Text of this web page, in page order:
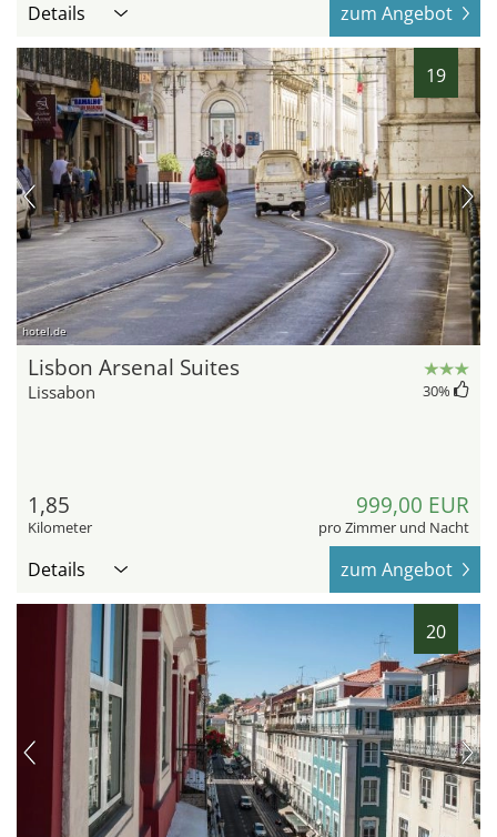
Details zum Angebot
19
hotel.de
Lisbon Arsenal Suites
Lissabon 30%
1,85
Kilometer
999,00 EUR
pro Zimmer und Nacht
Details zum Angebot
20